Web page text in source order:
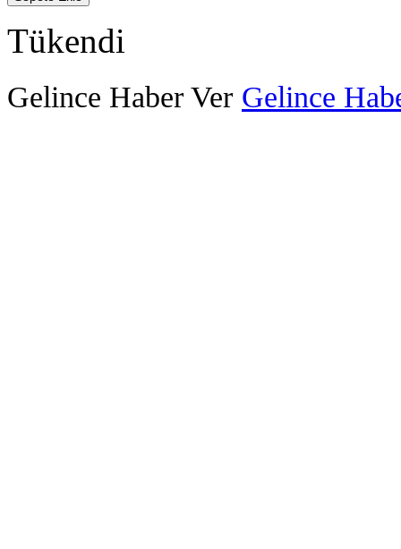
Tükendi
Gelince Haber Ver Gelince